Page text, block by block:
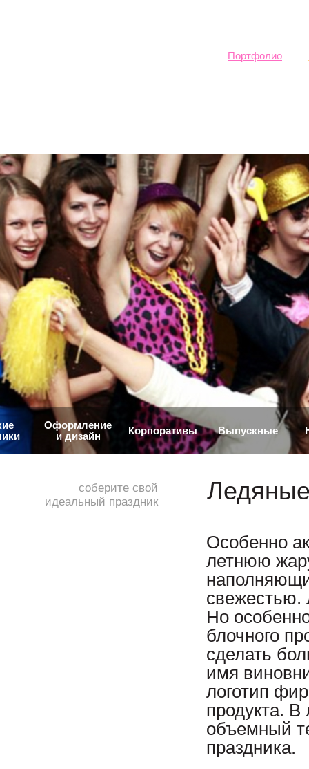
Портфолио
Оформление
и дизайн
Корпоративы Выпускные
соберите свой
идеальный праздник
Особенно
летнюю
Но
блочного
сделать
имя
логотип
продукта.
объемный
праздника.